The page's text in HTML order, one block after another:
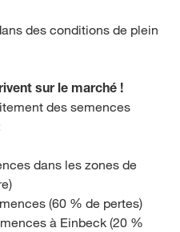
des conditions de plein
sur le marché !
des semences
dans les zones de
(60 % de pertes)
à Einbeck (20 %